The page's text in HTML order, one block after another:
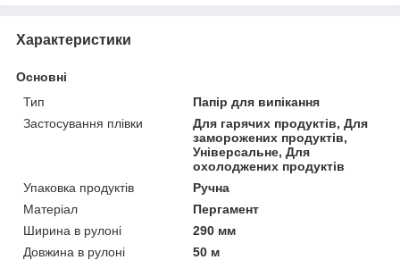
Характеристики
Основні
Тип
Папір для випікання
Застосування плівки
Для гарячих продуктів, Для
заморожених продуктів,
Універсальне, Для
охолоджених продуктів
Упаковка продуктів
Ручна
Матеріал
Пергамент
Ширина в рулоні
290 мм
Довжина в рулоні
50 м